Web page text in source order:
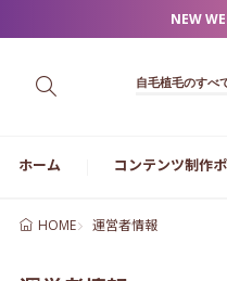
NEW
自毛植毛のすべ
ホーム コンテンツ制作
HOME 運営者情報